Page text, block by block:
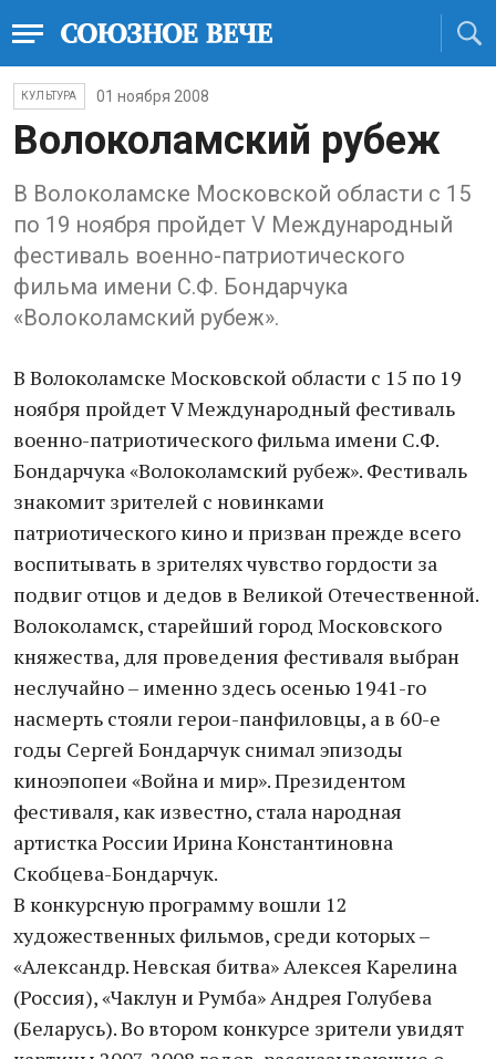
КУЛЬТУРА 01 ноября 2008
Волоколамский рубеж
В Волоколамске Московской области с 15
по 19 ноября пройдет V Международный
фестиваль военно-патриотического
фильма имени С.Ф. Бондарчука
«Волоколамский рубеж».
В Волоколамске Московской области с 15 по 19
ноября пройдет V Международный фестиваль
военно-патриотического фильма имени С.Ф.
Бондарчука «Волоколамский рубеж». Фестиваль
знакомит зрителей с новинками
патриотического кино и призван прежде всего
воспитывать в зрителях чувство гордости за
подвиг отцов и дедов в Великой Отечественной.
Волоколамск, старейший город Московского
княжества, для проведения фестиваля выбран
неслучайно – именно здесь осенью 1941-го
насмерть стояли герои-панфиловцы, а в 60-е
годы Сергей Бондарчук снимал эпизоды
киноэпопеи «Война и мир». Президентом
фестиваля, как известно, стала народная
артистка России Ирина Константиновна
Скобцева-Бондарчук.
В конкурсную программу вошли 12
художественных фильмов, среди которых –
«Александр. Невская битва» Алексея Карелина
(Россия), «Чаклун и Румба» Андрея Голубева
(Беларусь). Во втором конкурсе зрители увидят